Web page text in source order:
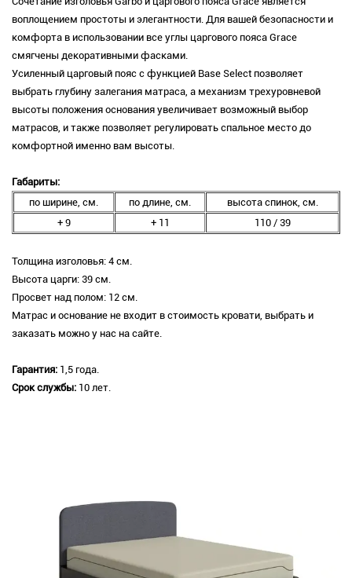
воплощением простоты и элегантности. Для вашей безопасности и
комфорта в использовании все углы царгового пояса Grace
смягчены декоративными фасками.
Усиленный царговый пояс с функцией Base Select позволяет
выбрать глубину залегания матраса, а механизм трехуровневой
высоты положения основания увеличивает возможный выбор
матрасов, и также позволяет регулировать спальное место до
комфортной именно вам высоты.
Габариты:
по ширине, см.
по длине, см.
высота спинок, см.
+ 9
+ 11 110 / 39
Толщина изголовья: 4 см.
Высота царги: 39 см.
Просвет над полом: 12 см.
Матрас и основание не входит в стоимость кровати, выбрать и
заказать можно у нас на сайте.
Гарантия: 1,5 года.
Срок службы: 10 лет.